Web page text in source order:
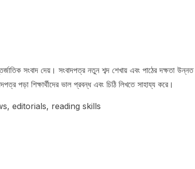
সংবাদ দেয়। সংবাদপত্র নতুন শব্দ শেখায় এবং পাঠের দক্ষতা উন্নত
পড়া শিক্ষার্থীদের ভাল প্রবন্ধ এবং চিঠি লিখতে সাহায্য করে।
editorials, reading skills